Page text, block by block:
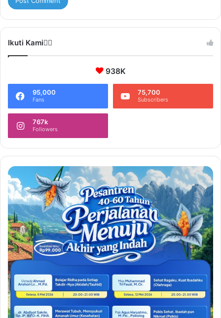
Ikuti Kami❤️‍🔥
938K
95,000
Fans
75,700
Subscribers
767k
Followers